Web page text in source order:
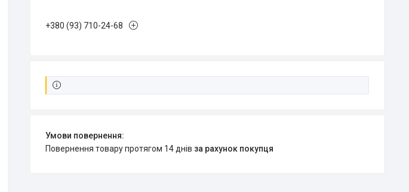
+380 (93) 710-24-68
повернення товару протягом 14 днів за рахунок покупця